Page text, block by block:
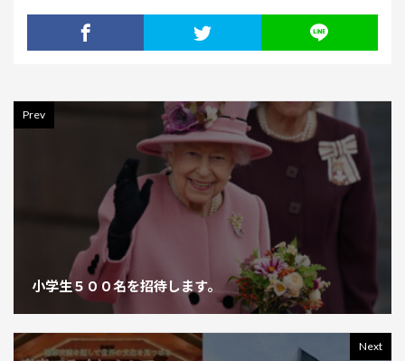
Prev
小学生５００名を招待します。
Next